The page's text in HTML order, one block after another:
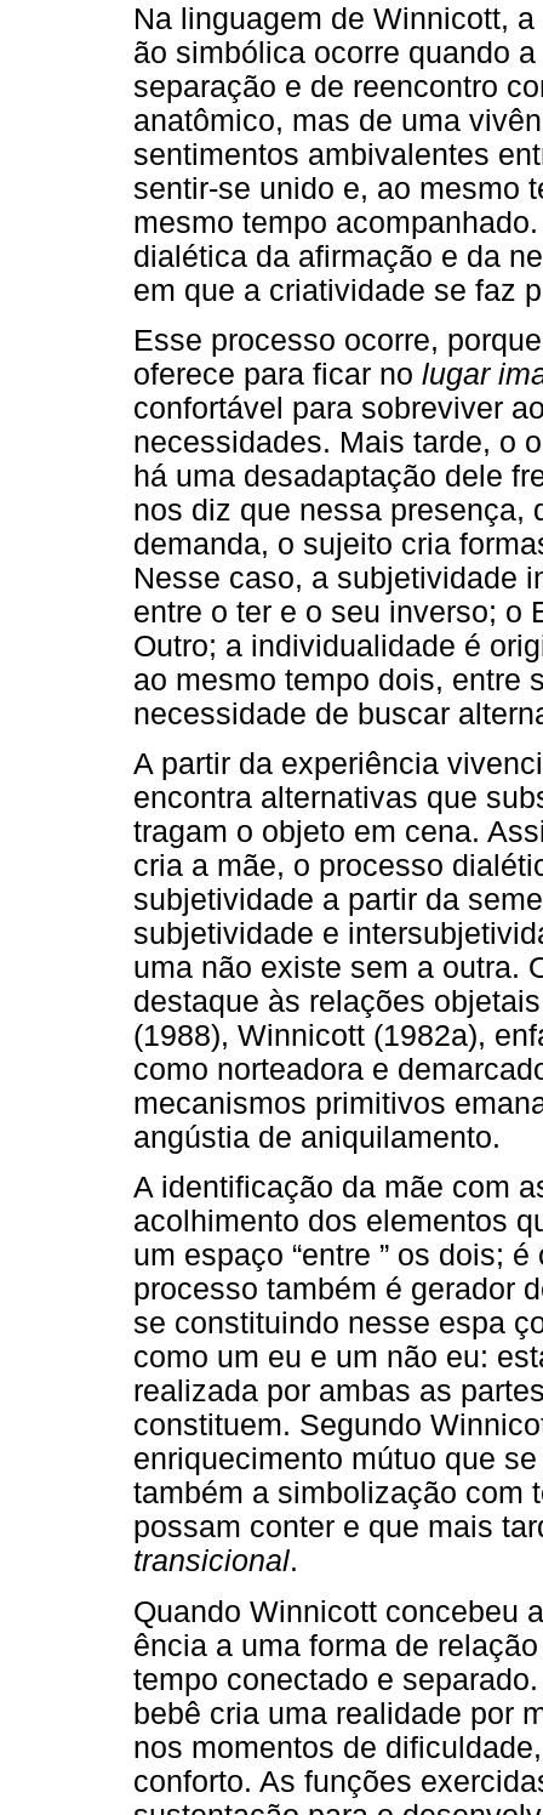
Na linguagem de Winnicott,
ão simbólica ocorre quando
separação e de reencontro
anatômico, mas de uma
sentimentos ambivalentes
sentir-se unido e, ao mesmo
mesmo tempo
dialética da afirmação e da
em que a criatividade se faz
Esse processo ocorre,
oferece para ficar no lugar
confortável para sobreviver
necessidades. Mais tarde, o
há uma desadaptação dele
nos diz que nessa presença,
demanda, o sujeito cria
Nesse caso, a subjetividade
entre o ter e o seu inverso; o
Outro; a individualidade é
ao mesmo tempo dois, entre
necessidade de buscar
A partir da experiência
encontra alternativas que
tragam o objeto em cena.
cria a mãe, o processo
subjetividade a partir da
subjetividade e
uma não existe sem a outra.
destaque às relações
(1988), Winnicott (1982a),
como norteadora e
mecanismos primitivos
angústia de aniquilamento.
A identificação da mãe com
acolhimento dos elementos
um espaço “entre ” os dois;
processo também é gerador
se constituindo nesse espa
como um eu e um não eu:
realizada por ambas as
constituem. Segundo
enriquecimento mútuo que
também a simbolização com
possam conter e que mais
transicional.
Quando Winnicott concebeu
ência a uma forma de
tempo conectado e
bebê cria uma realidade por
nos momentos de
conforto. As funções